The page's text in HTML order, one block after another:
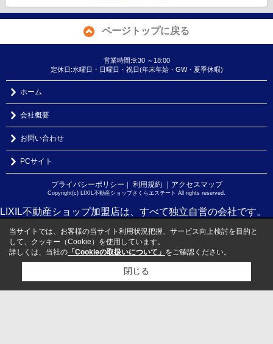
ページトップに戻る
営業時間:9:30 ～18:00
定休日:水曜日・日曜日・祝日(年末年始・GW・夏季休暇)
ホーム
会社概要
お問い合わせ
PCサイト
プライバシーポリシー ｜ 利用規約 ｜アクセスマップ
Copyright(c) LIXIL不動産ショップさくらエステート All rights reserved.
LIXIL不動産ショップ加盟店は、すべて独立自営の会社です。
当サイトでは、お客様の当サイト利用状況把握、サービス向上検討を目的と
して、クッキー（Cookie）を使用しています。
詳しくは、当社の 「Cookieの取扱いについて」 をご確認ください。
閉じる